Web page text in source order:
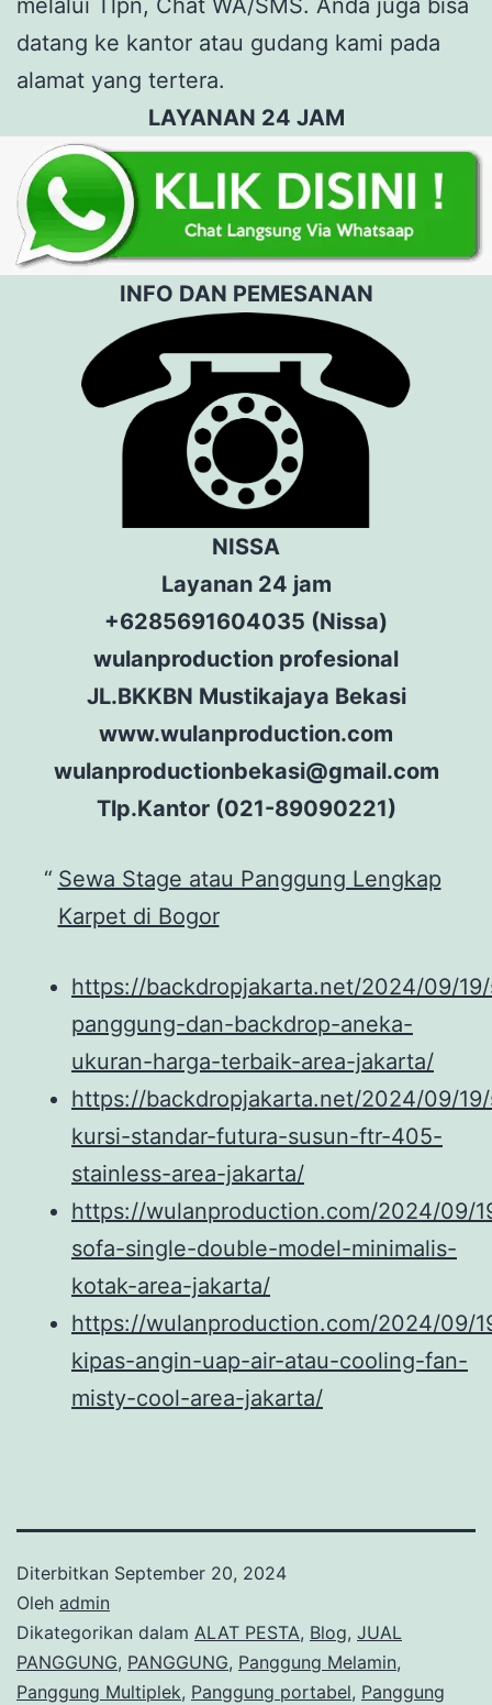
melalui Tlpn, Chat WA/SMS. Anda juga bisa
datang ke kantor atau gudang kami pada
alamat yang tertera.
LAYANAN 24 JAM
INFO DAN PEMESANAN
NISSA
Layanan 24 jam
+6285691604035 (Nissa)
wulanproduction profesional
JL.BKKBN Mustikajaya Bekasi
www.wulanproduction.com
wulanproductionbekasi@gmail.com
Tlp.Kantor (021-89090221)
Sewa Stage atau Panggung Lengkap
Karpet di Bogor
https://backdropjakarta.net/2024/09/
panggung-dan-backdrop-aneka-
ukuran-harga-terbaik-area-jakarta/
https://backdropjakarta.net/2024/09/
kursi-standar-futura-susun-ftr-405-
stainless-area-jakarta/
https://wulanproduction.com/2024/09/
sofa-single-double-model-minimalis-
kotak-area-jakarta/
https://wulanproduction.com/2024/09/
kipas-angin-uap-air-atau-cooling-fan-
misty-cool-area-jakarta/
Diterbitkan September 20, 2024
Oleh admin
Dikategorikan dalam ALAT PESTA, Blog, JUAL
PANGGUNG, PANGGUNG, Panggung Melamin,
Panggung Multiplek, Panggung portabel, Panggung